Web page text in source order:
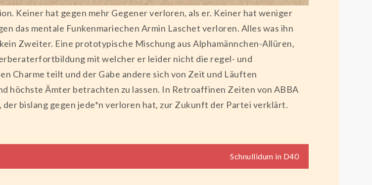
Keiner hat gegen mehr Gegener verloren, als er. Keiner hat weniger
das mentale Funkenmariechen Armin Laschet verloren. Alles was ihn
Zweiter. Eine prototypische Mischung aus Alphamännchen-Allüren,
mit welcher er leider nicht die regel- und
Charme teilt und der Gabe andere sich von Zeit und Läuften
höchste Ämter betrachten zu lassen. In Retroaffinen Zeiten von ABBA
bislang gegen jede*n verloren hat, zur Zukunft der Partei verklärt.
Schnullidum in D40